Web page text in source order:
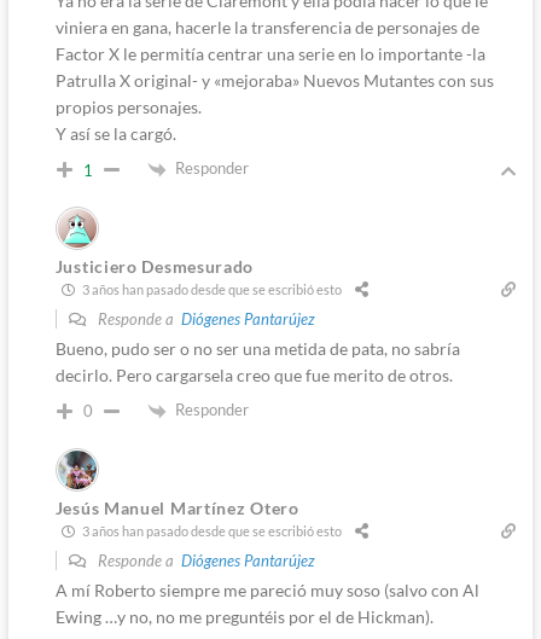
viniera en gana, hacerle la transferencia de personajes de
Factor X le permitía centrar una serie en lo importante -la
Patrulla X original- y «mejoraba» Nuevos Mutantes con sus
propios personajes.
Y así se la cargó.
1 Responder
Justiciero Desmesurado
3 años han pasado desde que se escribió esto
Responde a Diógenes Pantarújez
Bueno, pudo ser o no ser una metida de pata, no sabría
decirlo. Pero cargarsela creo que fue merito de otros.
0 Responder
Jesús Manuel Martínez Otero
3 años han pasado desde que se escribió esto
Responde a Diógenes Pantarújez
A mí Roberto siempre me pareció muy soso (salvo con Al
Ewing …y no, no me preguntéis por el de Hickman).